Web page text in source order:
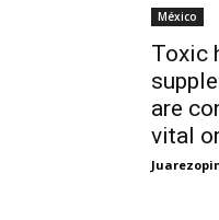
México
Toxic
are
vital